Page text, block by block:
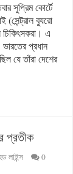
সুপ্রিম কোর্টে
(সেন্ট্রাল ব্যুরো
এ
প্রধান
যে তাঁরা দেশের
প্রতীক
লাইন্স 0